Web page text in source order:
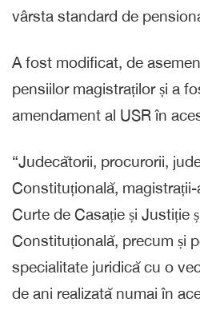
vârsta standard de
A fost modificat, de
pensiilor magistraților și a
amendament al USR în
“Judecătorii, procurorii,
Constituțională,
Curte de Casație și Justiție
Constituțională, precum și
specialitate juridică cu o
de ani realizată numai în